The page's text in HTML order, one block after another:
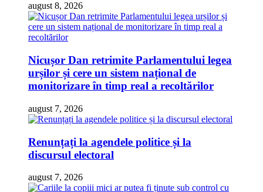
august 8, 2026
Nicușor Dan retrimite Parlamentului legea
urșilor și cere un sistem național de
monitorizare în timp real a recoltărilor
august 7, 2026
Renunțați la agendele politice și la
discursul electoral
august 7, 2026